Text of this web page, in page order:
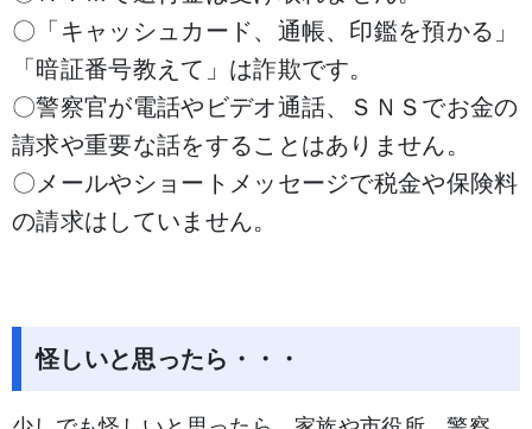
〇「キャッシュカード、通帳、印鑑を預かる」
「暗証番号教えて」は詐欺です。
〇警察官が電話やビデオ通話、ＳＮＳでお金の
請求や重要な話をすることはありません。
〇メールやショートメッセージで税金や保険料
の請求はしていません。
怪しいと思ったら・・・